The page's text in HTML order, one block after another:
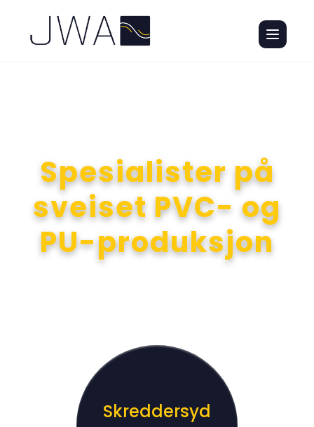
Spesialister på
sveiset PVC- og
PU-produksjon
Skreddersyd